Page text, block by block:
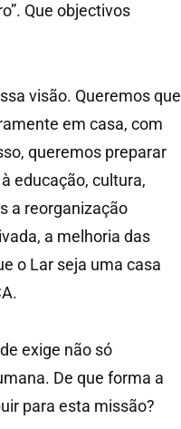
Que objectivos
visão. Queremos que
em casa, com
queremos preparar
educação, cultura,
a reorganização
a melhoria das
o Lar seja uma casa
exige não só
De que forma a
para esta missão?